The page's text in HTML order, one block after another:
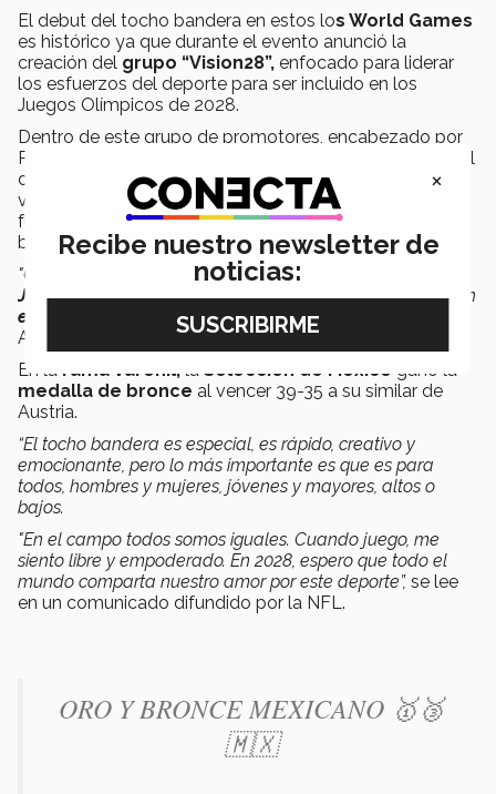
El debut del tocho bandera en estos los World Games
es histórico ya que durante el evento anunció la
creación del grupo “Vision28”, enfocado para liderar
los esfuerzos del deporte para ser incluido en los
Juegos Olímpicos de 2028.
Dentro de este grupo de promotores, encabezado por
Pierre Trochet, presidente de la Federación Internacional
de Fútbol Americano (IFAF) y Troy Vincent,
vicepresidente de operaciones de la NFL, Diana Flores
funge como representante de los atletas de tocho
bandera.
"Como atleta,
mi sueño es ver futbol de bandera en los
Juegos Olímpicos,ver el juego que amo representado en
el escenario más grande del deporte
Arenas durante el anuncio.
En la rama varonil, la Selección de México ganó la
medalla de bronce al vencer 39-35 a su similar de
Austria.
“El tocho bandera es especial, es rápido, creativo y
emocionante, pero lo más importante es que es para
todos, hombres y mujeres, jóvenes y mayores, altos o
bajos.
"En el campo todos somos iguales. Cuando juego, me
siento libre y empoderado. En 2028, espero que todo el
mundo comparta nuestro amor por este deporte”, se lee
en un comunicado difundido por la NFL.
ORO Y BRONCE MEXICANO 🥇🥉
🇲🇽
×
Recibe nuestro newsletter de
noticias: